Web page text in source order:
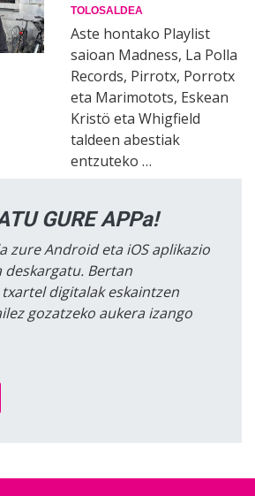
TOLOSALDEA
Aste hontako Playlist
saioan Madness, La Polla
Records, Pirrotx, Porrotx
eta Marimotots, Eskean
Kristö eta Whigfield
taldeen abestiak
entzuteko …
GURE APPa!
zure Android eta iOS aplikazio
deskargatu. Bertan
digitalak eskaintzen
gozatzeko aukera izango